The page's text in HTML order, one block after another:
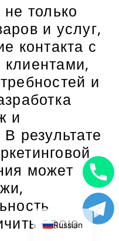
только
и услуг,
контакта с
и
и
результате
может
свою
Russian